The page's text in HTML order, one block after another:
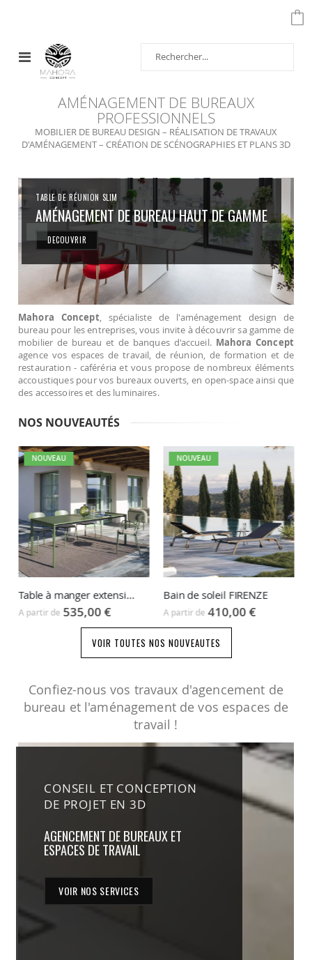
Affichage
navigation
AMÉNAGEMENT DE BUREAUX
PROFESSIONNELS
MOBILIER DE BUREAU DESIGN – RÉALISATION DE TRAVAUX
D'AMÉNAGEMENT – CRÉATION DE SCÉNOGRAPHIES ET PLANS 3D
TABLE DE RÉUNION SLIM
AMÉNAGEMENT DE BUREAU HAUT DE GAMME
DECOUVRIR
Mahora Concept, spécialiste de l'aménagement design de
bureau pour les entreprises, vous invite à découvrir sa gamme de
mobilier de bureau et de banques d'accueil. Mahora Concept
agence vos espaces de travail, de réunion, de formation et de
restauration - caféréria et vous propose de nombreux éléments
accoustiques pour vos bureaux ouverts, en open-space ainsi que
des accessoires et des luminaires.
NOS NOUVEAUTÉS
NOUVEAU
Table à manger extensible BUNDI
A partir de 535,00 €
NOUVEAU
Bain de soleil FIRENZE
A partir de 410,00 €
VOIR TOUTES NOS NOUVEAUTES
Confiez-nous vos travaux d'agencement de
bureau et l'aménagement de vos espaces de
travail !
CONSEIL ET CONCEPTION
DE PROJET EN 3D
AGENCEMENT DE BUREAUX ET
ESPACES DE TRAVAIL
VOIR NOS SERVICES